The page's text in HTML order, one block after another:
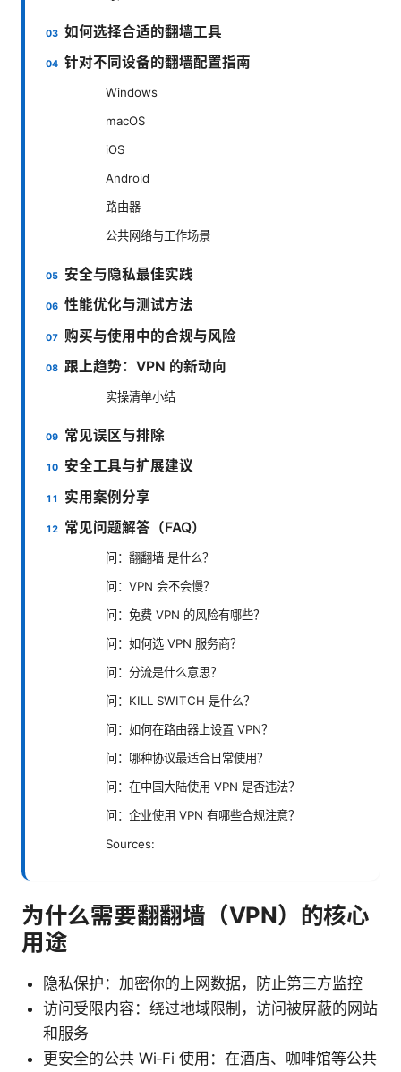
如何选择合适的翻墙工具
针对不同设备的翻墙配置指南
Windows
macOS
iOS
Android
路由器
公共网络与工作场景
安全与隐私最佳实践
性能优化与测试方法
购买与使用中的合规与风险
跟上趋势：VPN 的新动向
实操清单小结
常见误区与排除
安全工具与扩展建议
实用案例分享
常见问题解答（FAQ）
问：翻翻墙 是什么？
问：VPN 会不会慢？
问：免费 VPN 的风险有哪些？
问：如何选 VPN 服务商？
问：分流是什么意思？
问：KILL SWITCH 是什么？
问：如何在路由器上设置 VPN？
问：哪种协议最适合日常使用？
问：在中国大陆使用 VPN 是否违法？
问：企业使用 VPN 有哪些合规注意？
Sources:
为什么需要翻翻墙（VPN）的核心
用途
隐私保护：加密你的上网数据，防止第三方监控
访问受限内容：绕过地域限制，访问被屏蔽的网站
和服务
更安全的公共 Wi‑Fi 使用：在酒店、咖啡馆等公共